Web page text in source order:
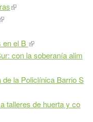
en el B
con la soberanía alim
de la Policlínica Barrio S
talleres de huerta y co